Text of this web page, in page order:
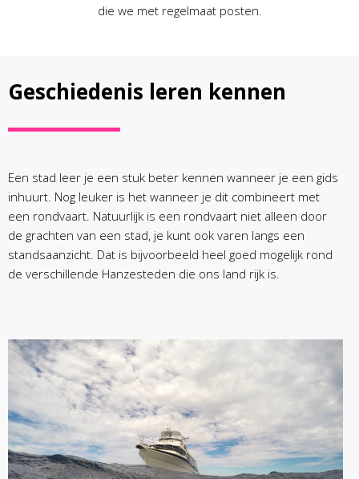
die we met regelmaat posten.
Geschiedenis leren kennen
Een stad leer je een stuk beter kennen wanneer je een gids
inhuurt. Nog leuker is het wanneer je dit combineert met
een rondvaart. Natuurlijk is een rondvaart niet alleen door
de grachten van een stad, je kunt ook varen langs een
standsaanzicht. Dat is bijvoorbeeld heel goed mogelijk rond
de verschillende Hanzesteden die ons land rijk is.